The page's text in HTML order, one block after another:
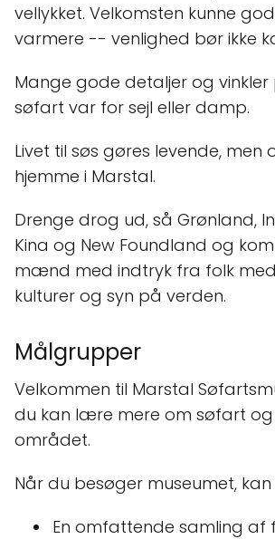
vellykket. Velkomsten kunne
varmere -- venlighed bør ikke
Mange gode detaljer og vinkler
søfart var for sejl eller damp.
Livet til søs gøres levende,
hjemme i Marstal.
Drenge drog ud, så Grønland,
Kina og New Foundland og
mænd med indtryk fra folk
kulturer og syn på verden.
Målgrupper
Velkommen til Marstal
du kan lære mere om søfart og
området.
Når du besøger museumet,
En omfattende samling af